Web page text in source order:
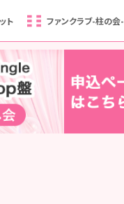
ト ファンクラブ-柱の会-